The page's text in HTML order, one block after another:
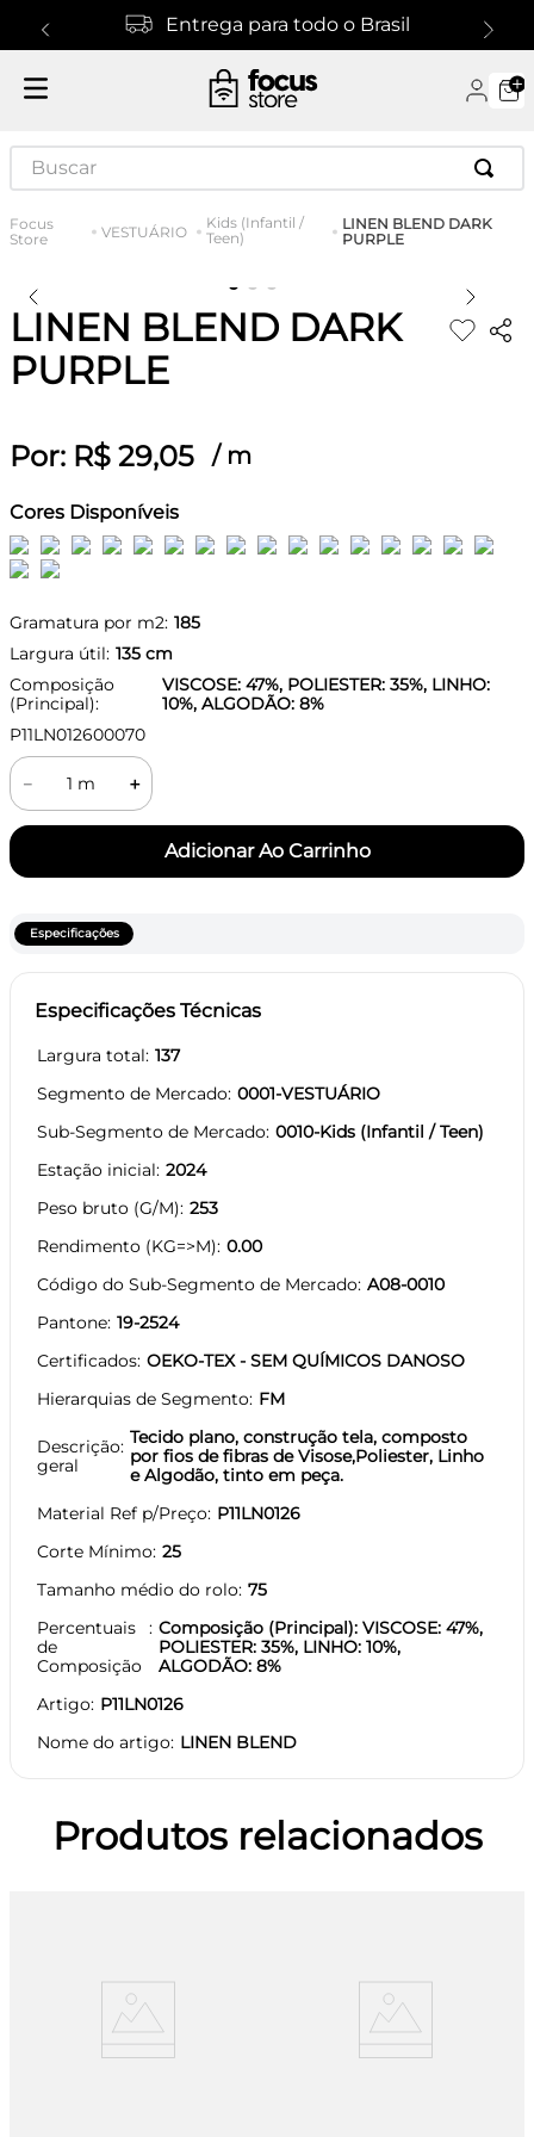
Entrega para todo o Brasil
Buscar
VESTUÁRIO
Kids (Infantil /
Teen)
LINEN BLEND DARK
PURPLE
LINEN BLEND DARK
PURPLE
Por: R$ 29,05 / m
Cores Disponíveis
Gramatura por m2: 185
Largura útil: 135 cm
Composição
(Principal):
VISCOSE: 47%, POLIESTER: 35%, LINHO:
10%, ALGODÃO: 8%
P11LN012600070
＋
－
Especificações
Especificações Técnicas
Largura total 137
Segmento de Mercado 0001-VESTUÁRIO
Sub-Segmento de Mercado 0010-Kids (Infantil / Teen)
Estação inicial 2024
Peso bruto (G/M) 253
Rendimento (KG=>M) 0.00
Código do Sub-Segmento de Mercado A08-0010
Pantone 19-2524
Certificados OEKO-TEX - SEM QUÍMICOS DANOSO
Hierarquias de Segmento FM
Descrição
geral
Tecido plano, construção tela, composto
por fios de fibras de Visose,Poliester, Linho
e Algodão, tinto em peça.
Material Ref p/Preço P11LN0126
Corte Mínimo 25
Tamanho médio do rolo 75
Percentuais
de
Composição
Composição (Principal): VISCOSE: 47%,
POLIESTER: 35%, LINHO: 10%,
ALGODÃO: 8%
Artigo P11LN0126
Nome do artigo LINEN BLEND
Produtos relacionados